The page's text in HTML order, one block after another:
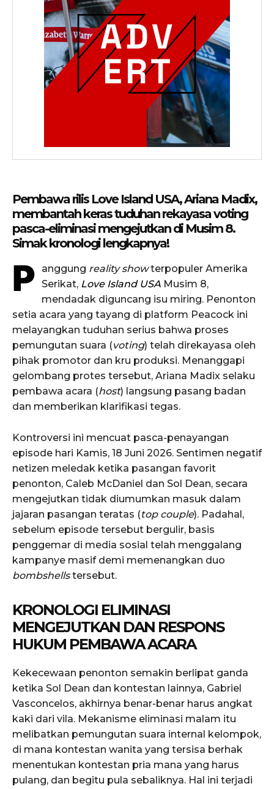
Pembawa rilis Love Island USA, Ariana Madix,
membantah keras tuduhan rekayasa voting
pasca-eliminasi mengejutkan di Musim 8.
Simak kronologi lengkapnya!
P anggung reality showterpopuler Amerika
Serikat, Love Island USA Musim 8,
mendadak diguncang isu miring. Penonton
setia acara yang tayang di platform Peacock ini
melayangkan tuduhan serius bahwa proses
pemungutan suara (voting) telah direkayasa oleh
pihak promotor dan kru produksi. Menanggapi
gelombang protes tersebut, Ariana Madix selaku
pembawa acara (host) langsung pasang badan
dan memberikan klarifikasi tegas.
Kontroversi ini mencuat pasca-penayangan
episode hari Kamis, 18 Juni 2026. Sentimen negatif
netizen meledak ketika pasangan favorit
penonton, Caleb McDaniel dan Sol Dean, secara
mengejutkan tidak diumumkan masuk dalam
jajaran pasangan teratas (top couple). Padahal,
sebelum episode tersebut bergulir, basis
penggemar di media sosial telah menggalang
kampanye masif demi memenangkan duo
bombshellstersebut.
KRONOLOGI ELIMINASI
MENGEJUTKAN DAN RESPONS
HUKUM PEMBAWA ACARA
Kekecewaan penonton semakin berlipat ganda
ketika Sol Dean dan kontestan lainnya, Gabriel
Vasconcelos, akhirnya benar-benar harus angkat
kaki dari vila. Mekanisme eliminasi malam itu
melibatkan pemungutan suara internal kelompok,
di mana kontestan wanita yang tersisa berhak
menentukan kontestan pria mana yang harus
pulang, dan begitu pula sebaliknya. Hal ini terjadi